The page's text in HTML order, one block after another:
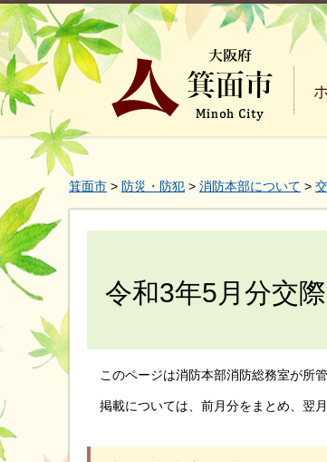
箕面市 > 防災・防犯 > 消防本部について >
令和3年5月分交
このページは消防本部消防総務室が所
掲載については、前月分をまとめ、翌